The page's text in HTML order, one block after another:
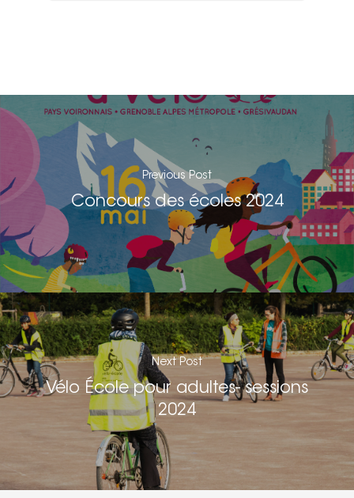
Previous Post
Concours des écoles 2024
Next Post
Vélo École pour adultes- sessions
2024